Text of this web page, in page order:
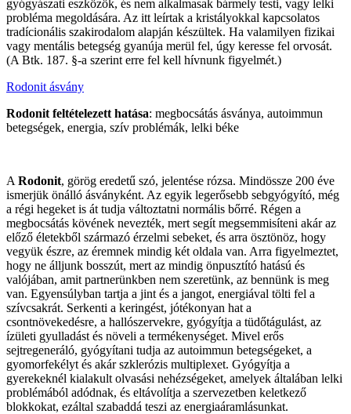
gyógyászati eszközök, és nem alkalmasak bármely testi, vagy lelki
probléma megoldására. Az itt leírtak a kristályokkal kapcsolatos
tradícionális szakirodalom alapján készültek. Ha valamilyen fizikai
vagy mentális betegség gyanúja merül fel, úgy keresse fel orvosát.
(A Btk. 187. §-a szerint erre fel kell hívnunk figyelmét.)
Rodonit ásvány
Rodonit feltételezett hatása: megbocsátás ásványa, autoimmun
betegségek, energia, szív problémák, lelki béke
A Rodonit, görög eredetű szó, jelentése rózsa. Mindössze 200 éve
ismerjük önálló ásványként. Az egyik legerősebb sebgyógyító, még
a régi hegeket is át tudja változtatni normális bőrré. Régen a
megbocsátás kövének nevezték, mert segít megsemmisíteni akár az
előző életekből származó érzelmi sebeket, és arra ösztönöz, hogy
vegyük észre, az éremnek mindig két oldala van. Arra figyelmeztet,
hogy ne álljunk bosszút, mert az mindig önpusztító hatású és
valójában, amit partnerünkben nem szeretünk, az bennünk is meg
van. Egyensúlyban tartja a jint és a jangot, energiával tölti fel a
szívcsakrát. Serkenti a keringést, jótékonyan hat a
csontnövekedésre, a hallószervekre, gyógyítja a tüdőtágulást, az
ízületi gyulladást és növeli a termékenységet. Mivel erős
sejtregeneráló, gyógyítani tudja az autoimmun betegségeket, a
gyomorfekélyt és akár szklerózis multiplexet. Gyógyítja a
gyerekeknél kialakult olvasási nehézségeket, amelyek általában lelki
problémából adódnak, és eltávolítja a szervezetben keletkező
blokkokat, ezáltal szabaddá teszi az energiaáramlásunkat.